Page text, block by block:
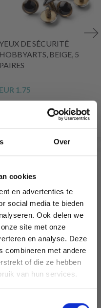
Over
cookies
en advertenties te
social media te bieden
Ook delen we
site met onze
en analyse. Deze
combineren met andere
of die ze hebben
van hun services.
YEUX DE SÉCURITÉ
HOBBYARTS, BEIGE, 5
PAIRES
EUR 1.75
Voir toutes les options
50 %
nos soldes et